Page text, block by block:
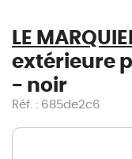
LE
extérieure
- noir
Réf. : 685de2c6